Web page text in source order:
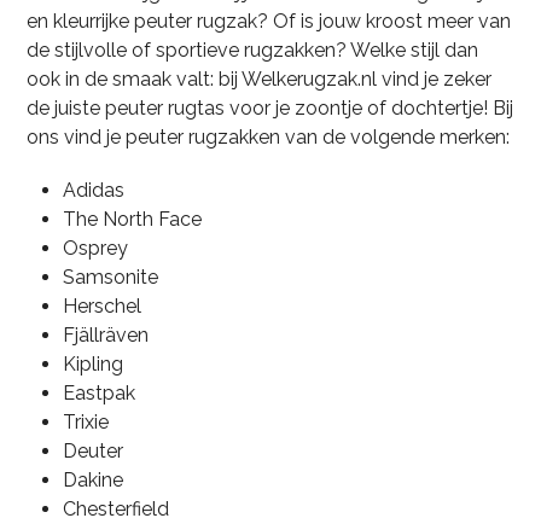
en kleurrijke peuter rugzak? Of is jouw kroost meer van
de stijlvolle of sportieve rugzakken? Welke stijl dan
ook in de smaak valt: bij Welkerugzak.nl vind je zeker
de juiste peuter rugtas voor je zoontje of dochtertje! Bij
ons vind je peuter rugzakken van de volgende merken:
Adidas
The North Face
Osprey
Samsonite
Herschel
Fjällräven
Kipling
Eastpak
Trixie
Deuter
Dakine
Chesterfield